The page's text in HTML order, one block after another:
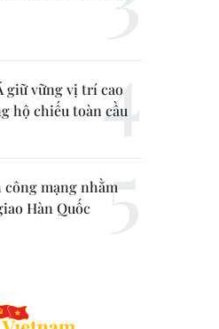
giữ vững vị trí cao
hộ chiếu toàn cầu
công mạng nhằm
Hàn Quốc